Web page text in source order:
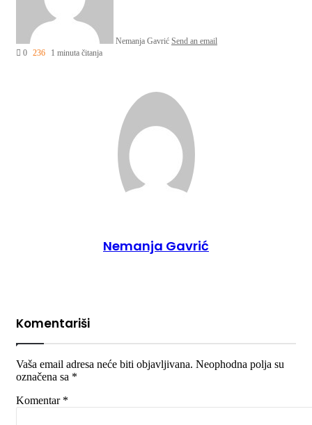
Nemanja Gavrić Send an email
0 236 1 minuta čitanja
Nemanja Gavrić
Komentariši
Vaša email adresa neće biti objavljivana. Neophodna polja su
označena sa *
Komentar *